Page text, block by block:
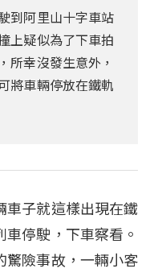
到阿里山十字車站
上疑似為了下車拍
所幸沒發生意外，
將車輛停放在鐵軌
車子就這樣出現在鐵
停駛，下車察看。
驚險事故，一輛小客